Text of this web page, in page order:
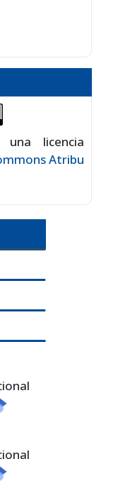
licencia
Atribu